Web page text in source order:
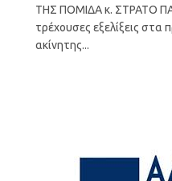
ΤΗΣ ΠΟΜΙΔΑ κ. ΣΤΡΑΤΟ
τρέχουσες εξελίξεις
ακίνητης...